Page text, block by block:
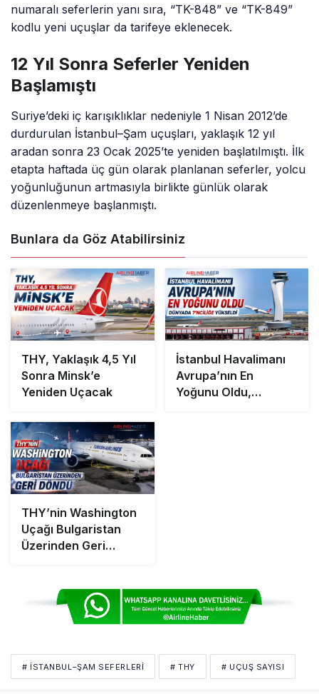
numaralı seferlerin yanı sıra, “TK-848” ve “TK-849”
kodlu yeni uçuşlar da tarifeye eklenecek.
12 Yıl Sonra Seferler Yeniden
Başlamıştı
Suriye’deki iç karışıklıklar nedeniyle 1 Nisan 2012’de
durdurulan İstanbul–Şam uçuşları, yaklaşık 12 yıl
aradan sonra 23 Ocak 2025’te yeniden başlatılmıştı. İlk
etapta haftada üç gün olarak planlanan seferler, yolcu
yoğunluğunun artmasıyla birlikte günlük olarak
düzenlenmeye başlanmıştı.
Bunlara da Göz Atabilirsiniz
THY, Yaklaşık 4,5 Yıl
Sonra Minsk’e
Yeniden Uçacak
İstanbul Havalimanı
Avrupa’nın En
Yoğunu Oldu,
THY’nin Washington
Uçağı Bulgaristan
Üzerinden Geri
# İSTANBUL–ŞAM SEFERLERI # THY # UÇUŞ SAYISI